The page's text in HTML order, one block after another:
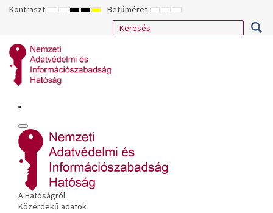
Kontraszt ALAPÉRTELMEZETT
ÉJSZAKAI
NAGY
KONTRASZTÚ
NAGY
KONTRASZTÚ
NAGY
KONTRASZTÚ
SÁRGA
FEKETE
Betűméret KISEBB
BETŰTÍPUS
ALAPÉRTELMEZETT
BETŰMÉRET
NAGYOBB
BETŰMÉRET
A Hatóságról
Közérdekű adatok